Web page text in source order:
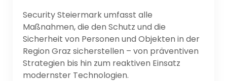
Security Steiermark umfasst alle
Maßnahmen, die den Schutz und die
Sicherheit von Personen und Objekten in der
Region Graz sicherstellen – von präventiven
Strategien bis hin zum reaktiven Einsatz
modernster Technologien.